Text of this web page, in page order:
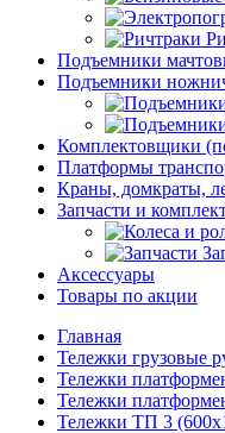
Подъемники
Подъемники
Комплектовщики
Платформы
Краны, домкраты,
Запчасти и
Аксессуары
Товары по акции
Главная
Тележки грузовые
Тележки
Тележки
Тележки ТП 3